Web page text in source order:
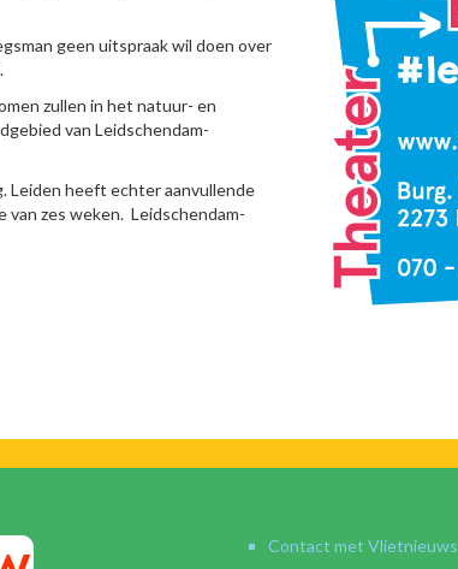
geen uitspraak wil doen over
zullen in het natuur- en
van Leidschendam-
Leiden heeft echter aanvullende
van zes weken. Leidschendam-
Contact met Vlietnieuws